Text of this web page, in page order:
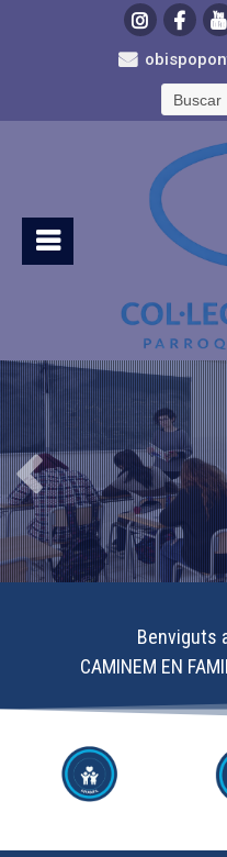
Benviguts al
CAMINEM EN